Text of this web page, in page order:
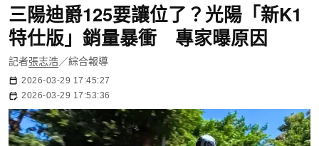
三陽迪爵125要讓位了？光陽「新K1
特仕版」銷量暴衝 專家曝原因
記者張志浩／綜合報導
2026-03-29 17:45:27
2026-03-29 17:53:36